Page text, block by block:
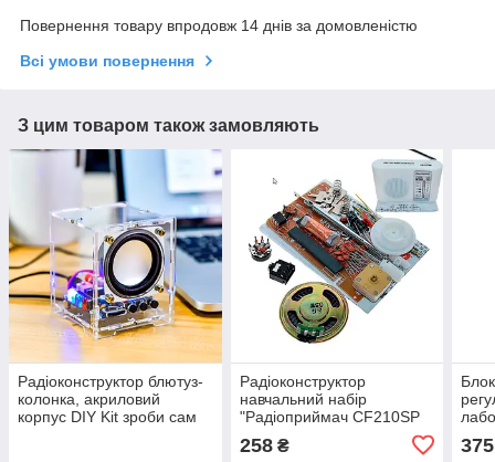
Повернення товару впродовж 14 днів за домовленістю
Всі умови повернення
З цим товаром також замовляють
Радіоконструктор блютуз-
колонка, акриловий
корпус DIY Kit зроби сам
Радіоконструктор
навчальний набір
"Радіоприймач CF210SP
258₴ 375